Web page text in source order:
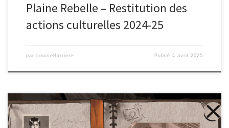
Plaine Rebelle – Restitution des
actions culturelles 2024-25
par LouiseBarriere Publié4 avril 2025